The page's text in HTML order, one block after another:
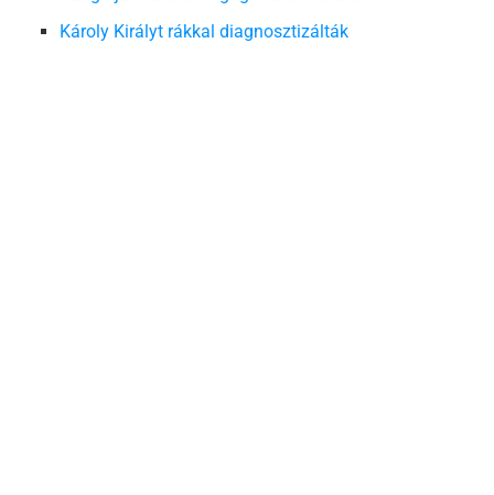
Károly Királyt rákkal diagnosztizálták